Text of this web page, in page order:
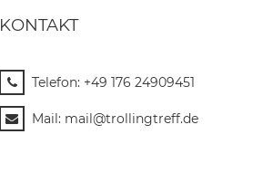
KONTAKT
Telefon: +49 176 24909451
Mail: mail@trollingtreff.de